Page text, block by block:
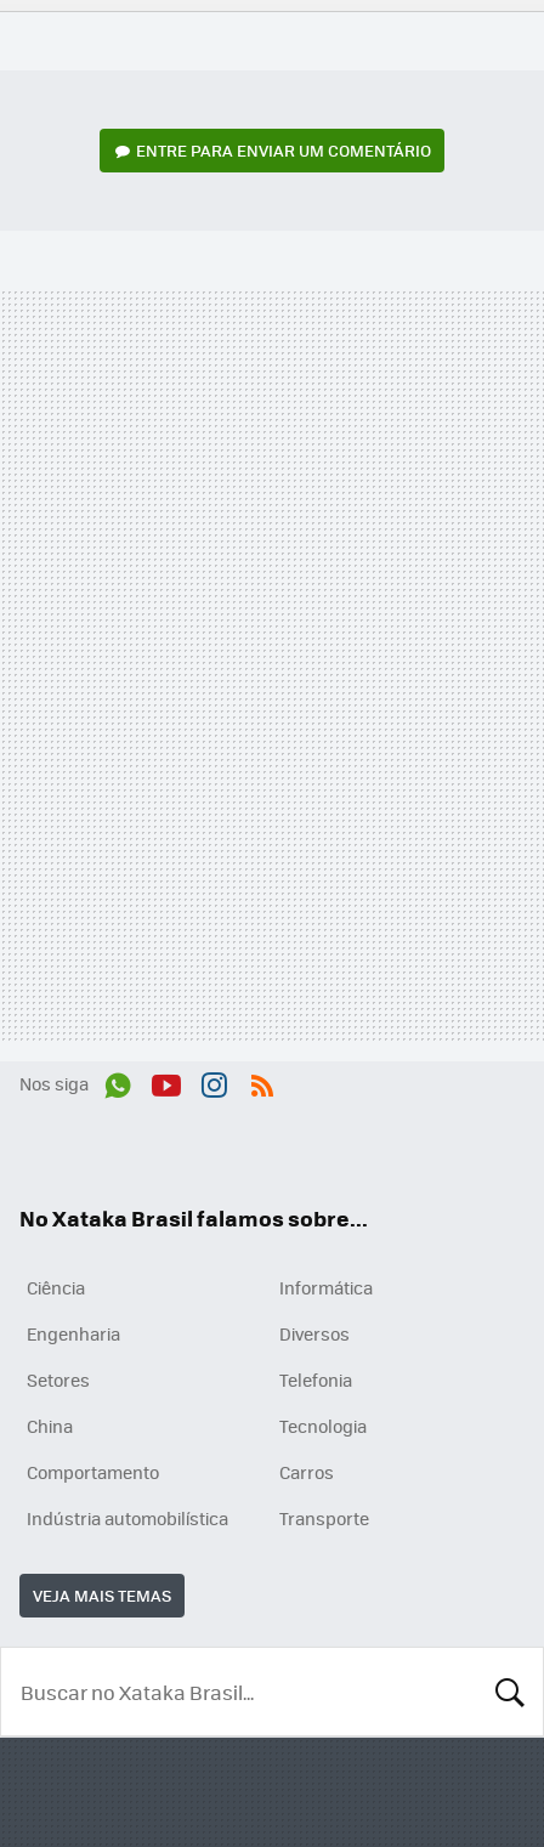
FACEBOOK
TWITTERFLIPBOARD
E-
WHATSAPP
ENTRE PARA ENVIAR UM COMENTÁRIO
Nos siga
No Xataka Brasil falamos sobre...
Ciência
Informática
Engenharia
Diversos
Setores
Telefonia
China
Tecnologia
Comportamento
Carros
Indústria automobilística
Transporte
VEJA MAIS TEMAS